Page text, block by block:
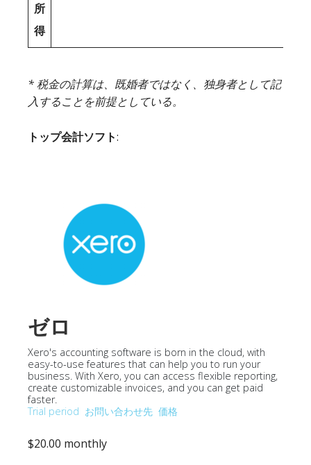
所
得
* 税金の計算は、既婚者ではなく、独身者として記
入することを前提としている。
トップ会計ソフト:
ゼロ
Xero's accounting software is born in the cloud, with
easy-to-use features that can help you to run your
business. With Xero, you can access flexible reporting,
create customizable invoices, and you can get paid
faster.
Trial period お問い合わせ先 価格
$20.00 monthly